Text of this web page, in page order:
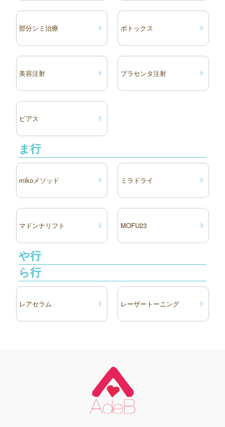
部分シミ治療 ボトックス
美容注射 プラセンタ注射
ピアス
ま行
mikoメソッド ミラドライ
マドンナリフト MOFU23
や行
ら行
レアセラム レーザートーニング